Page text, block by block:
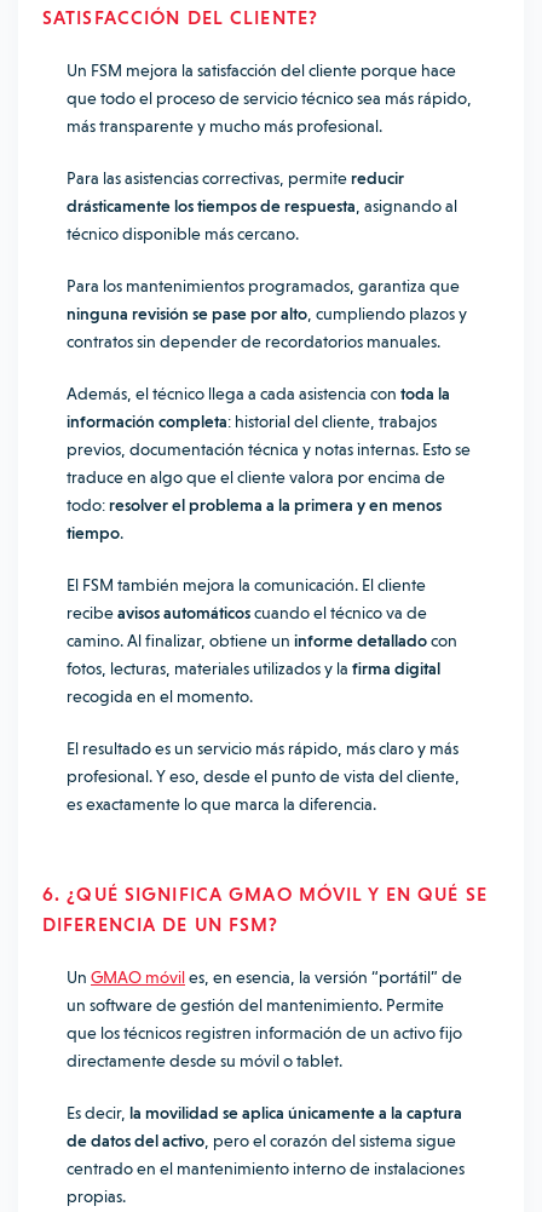
SATISFACCIÓN DEL CLIENTE?
Un FSM mejora la satisfacción del cliente porque hace
que todo el proceso de servicio técnico sea más rápido,
más transparente y mucho más profesional.
Para las asistencias correctivas, permitereducir
drásticamente los tiempos de respuesta , asignando al
técnico disponible más cercano.
Para los mantenimientos programados, garantiza que
ninguna revisión se pase por alto , cumpliendo plazos y
contratos sin depender de recordatorios manuales.
Además, el técnico llega a cada asistencia con toda la
información completa: historial del cliente, trabajos
previos, documentación técnica y notas internas. Esto se
traduce en algo que el cliente valora por encima de
todo:resolver el problema a la primera y en menos
tiempo.
El FSM también mejora la comunicación. El cliente
recibeavisos automáticoscuando el técnico va de
camino. Al finalizar, obtiene un informe detalladocon
fotos, lecturas, materiales utilizados y la firma digital
recogida en el momento.
El resultado es un servicio más rápido, más claro y más
profesional. Y eso, desde el punto de vista del cliente,
es exactamente lo que marca la diferencia.
6. ¿QUÉ SIGNIFICA GMAO MÓVIL Y EN QUÉ SE
DIFERENCIA DE UN FSM?
Un GMAO móviles, en esencia, la versión “portátil” de
un software de gestión del mantenimiento. Permite
que los técnicos registren información de un activo fijo
directamente desde su móvil o tablet.
Es decir, la movilidad se aplica únicamente a la captura
de datos del activo , pero el corazón del sistema sigue
centrado en el mantenimiento interno de instalaciones
propias.